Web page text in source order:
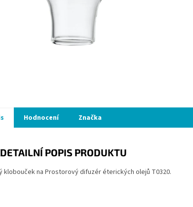
Hodnocení Značka
DETAILNÍ POPIS PRODUKTU
klobouček na Prostorový difuzér éterických olejů T0320.